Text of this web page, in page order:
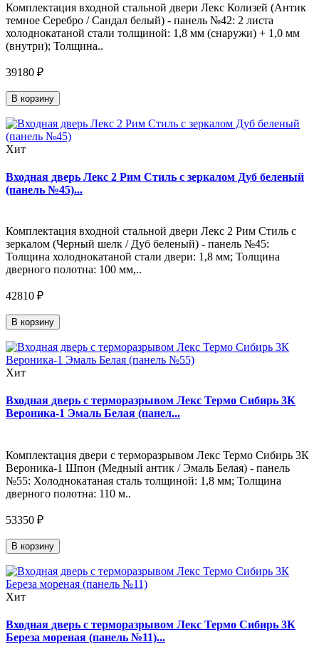
Комплектация входной стальной двери Лекс Колизей (Антик
темное Серебро / Сандал белый) - панель №42: 2 листа
холоднокатаной стали толщиной: 1,8 мм (снаружи) + 1,0 мм
(внутри); Толщина..
39180 ₽
В корзину
Хит
Входная дверь Лекс 2 Рим Стиль с зеркалом Дуб беленый
(панель №45)...
Комплектация входной стальной двери Лекс 2 Рим Стиль с
зеркалом (Черный шелк / Дуб беленый) - панель №45:
Толщина холоднокатаной стали двери: 1,8 мм; Толщина
дверного полотна: 100 мм,..
42810 ₽
В корзину
Хит
Входная дверь с терморазрывом Лекс Термо Сибирь 3К
Вероника-1 Эмаль Белая (панел...
Комплектация двери с терморазрывом Лекс Термо Сибирь 3К
Вероника-1 Шпон (Медный антик / Эмаль Белая) - панель
№55: Холоднокатаная сталь толщиной: 1,8 мм; Толщина
дверного полотна: 110 м..
53350 ₽
В корзину
Хит
Входная дверь с терморазрывом Лекс Термо Сибирь 3К
Береза мореная (панель №11)...